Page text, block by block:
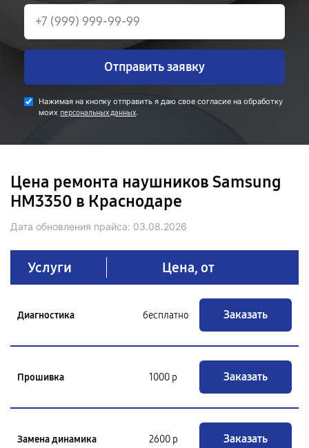
Отправить заявку
Нажимая на кнопку отправить я даю свое согласие на обработку
моих персональных данных.
Цена ремонта наушников Samsung
HM3350 в Краснодаре
Дата обновления прайса: 03.08.2026
Услуги Цена, от
Диагностика бесплатно Заказать
Прошивка 1000 р Заказать
Замена динамика 2600 р Заказать